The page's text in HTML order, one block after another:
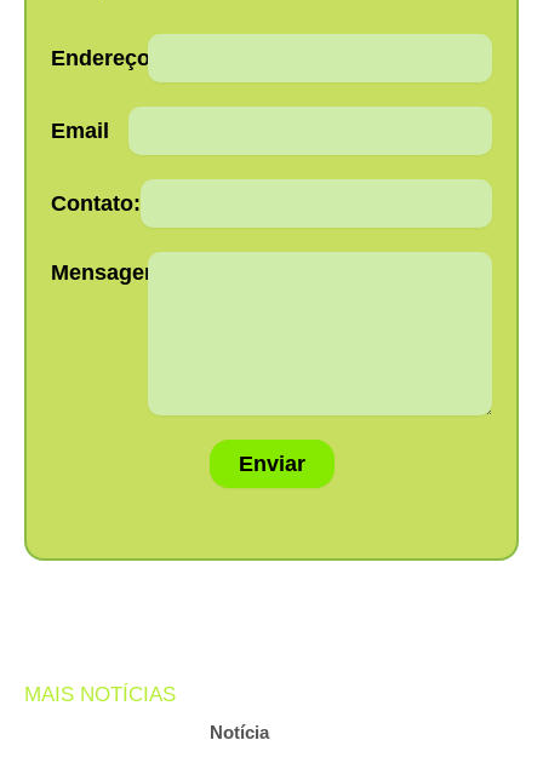
Endereço:
Email
Contato:
Mensagem:
Enviar
MAIS NOTÍCIAS
Notícia